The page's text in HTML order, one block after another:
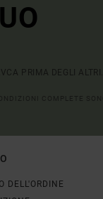
PRIMA DEGLI ALTRI.
DELL'ORDINE